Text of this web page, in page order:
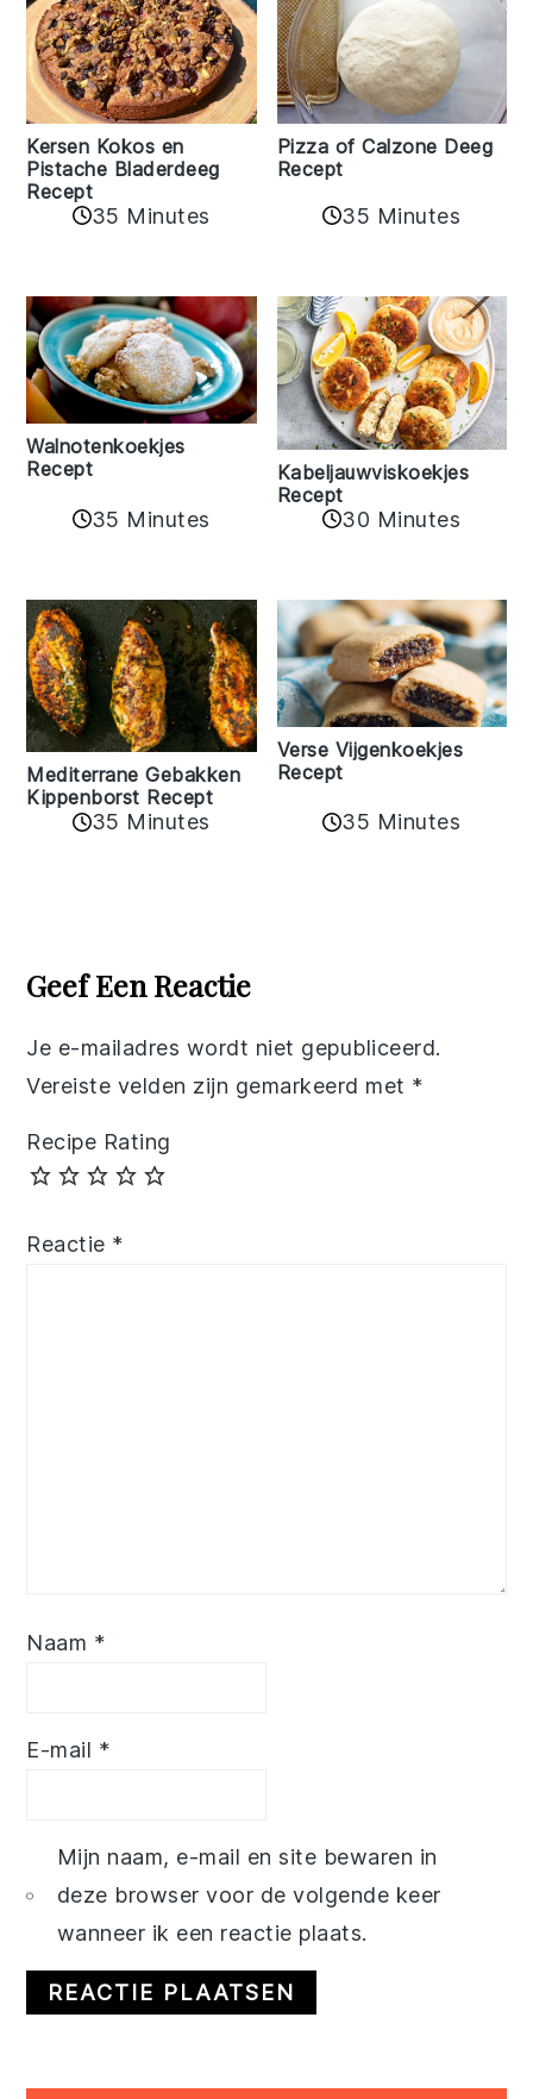
Kersen Kokos en
Pistache Bladerdeeg
Recept
35 Minutes
Pizza of Calzone Deeg
Recept
35 Minutes
Walnotenkoekjes
Recept
35 Minutes
Kabeljauwviskoekjes
Recept
30 Minutes
Mediterrane Gebakken
Kippenborst Recept
35 Minutes
Verse Vijgenkoekjes
Recept
35 Minutes
Interactions
Geef Een Reactie
Je e-mailadres wordt niet gepubliceerd.
Vereiste velden zijn gemarkeerd met *
Recipe Rating
Reactie *
Naam *
E-mail *
Mijn naam, e-mail en site bewaren in
deze browser voor de volgende keer
wanneer ik een reactie plaats.